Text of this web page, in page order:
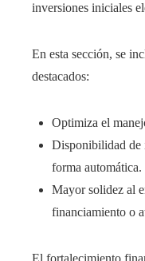
inversiones iniciales
En esta sección, se
destacados:
Optimiza el
Disponibilidad de
forma automática.
Mayor solidez al
financiamiento o
El fortalecimiento